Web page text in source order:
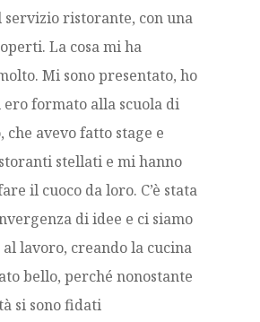
servizio ristorante, con una
La cosa mi ha
Mi sono presentato, ho
ero formato alla scuola di
che avevo fatto stage e
stellati e mi hanno
il cuoco da loro. C’è stata
di idee e ci siamo
lavoro, creando la cucina
bello, perché nonostante
si sono fidati